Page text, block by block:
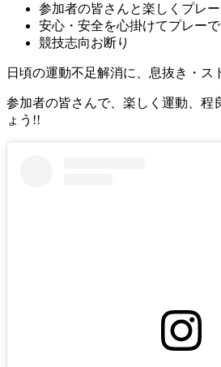
参加者の皆さんと楽しくプレ
安心・安全を心掛けてプレー
競技志向お断り
日頃の運動不足解消に、息抜き・
参加者の皆さんで、楽しく運動、程
ょう!!